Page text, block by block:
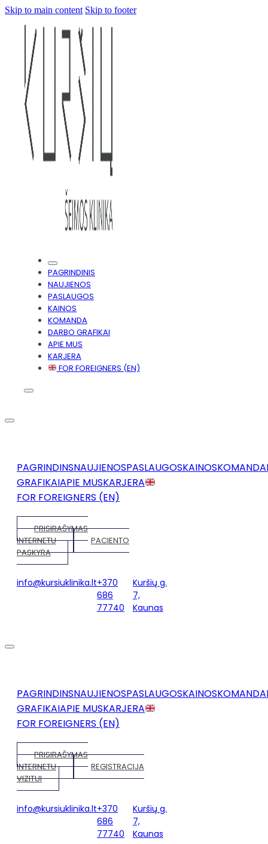
Skip to main content Skip to footer
PAGRINDINIS
NAUJIENOS
PASLAUGOS
KAINOS
KOMANDA
DARBO GRAFIKAI
APIE MUS
KARJERA
FOR FOREIGNERS (EN)
PAGRINDINSNAUJIENOSPASLAUGOSKAINOSKOMANDA
GRAFIKAIAPIE MUSKARJERA
FOR FOREIGNERS (EN)
PRISIRAŠYMAS
INTERNETU
PACIENTO
PASKYRA
info@kursiuklinika.lt+370
686
77740
Kuršių g.
7,
Kaunas
PAGRINDINSNAUJIENOSPASLAUGOSKAINOSKOMANDA
GRAFIKAIAPIE MUSKARJERA
FOR FOREIGNERS (EN)
PRISIRAŠYMAS
INTERNETU
REGISTRACIJA
VIZITUI
info@kursiuklinika.lt+370
686
77740
Kuršių g.
7,
Kaunas